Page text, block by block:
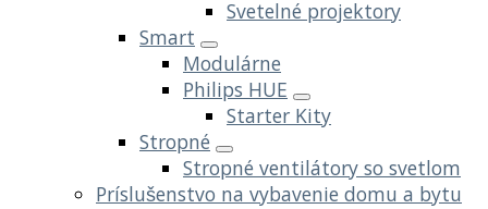
Svetelné projektory
Smart
Modulárne
Philips HUE
Starter Kity
Stropné
Stropné ventilátory so svetlom
Príslušenstvo na vybavenie domu a bytu